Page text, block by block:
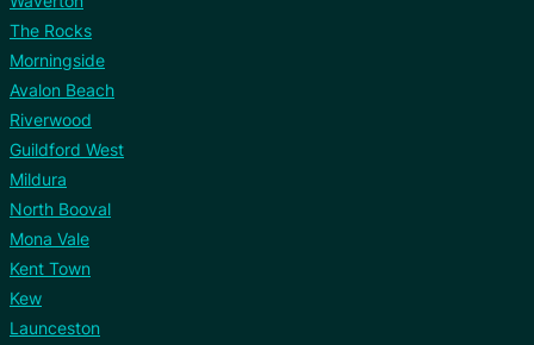
The Rocks
Morningside
Avalon Beach
Riverwood
Guildford West
Mildura
North Booval
Mona Vale
Kent Town
Kew
Launceston